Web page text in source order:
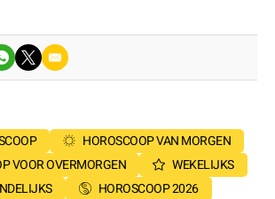
HOROSCOOP VAN MORGEN
VOOR OVERMORGEN
WEKELIJKS
HOROSCOOP 2026